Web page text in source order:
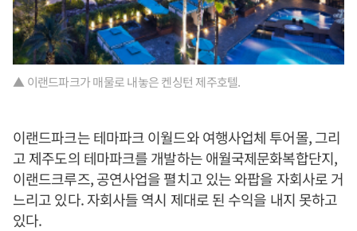
▲ 이랜드파크가 매물로 내놓은 켄싱턴 제주호텔.
이랜드파크는 테마파크 이월드와 여행사업체 투어몰, 그리
고 제주도의 테마파크를 개발하는 애월국제문화복합단지,
이랜드크루즈, 공연사업을 펼치고 있는 와팝을 자회사로 거
느리고 있다. 자회사들 역시 제대로 된 수익을 내지 못하고
있다.